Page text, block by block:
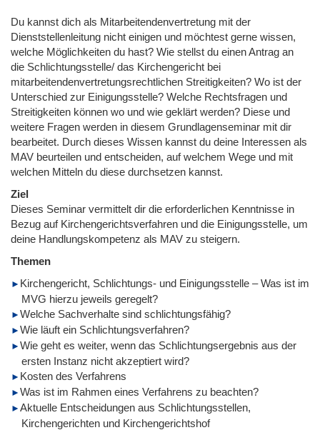
Du kannst dich als Mitarbeitendenvertretung mit der
Dienststellenleitung nicht einigen und möchtest gerne wissen,
welche Möglichkeiten du hast? Wie stellst du einen Antrag an
die Schlichtungsstelle/ das Kirchengericht bei
mitarbeitendenvertretungsrechtlichen Streitigkeiten? Wo ist der
Unterschied zur Einigungsstelle? Welche Rechtsfragen und
Streitigkeiten können wo und wie geklärt werden? Diese und
weitere Fragen werden in diesem Grundlagenseminar mit dir
bearbeitet. Durch dieses Wissen kannst du deine Interessen als
MAV beurteilen und entscheiden, auf welchem Wege und mit
welchen Mitteln du diese durchsetzen kannst.
Ziel
Dieses Seminar vermittelt dir die erforderlichen Kenntnisse in
Bezug auf Kirchengerichtsverfahren und die Einigungsstelle, um
deine Handlungskompetenz als MAV zu steigern.
Themen
Kirchengericht, Schlichtungs- und Einigungsstelle – Was ist im
MVG hierzu jeweils geregelt?
Welche Sachverhalte sind schlichtungsfähig?
Wie läuft ein Schlichtungsverfahren?
Wie geht es weiter, wenn das Schlichtungsergebnis aus der
ersten Instanz nicht akzeptiert wird?
Kosten des Verfahrens
Was ist im Rahmen eines Verfahrens zu beachten?
Aktuelle Entscheidungen aus Schlichtungsstellen,
Kirchengerichten und Kirchengerichtshof